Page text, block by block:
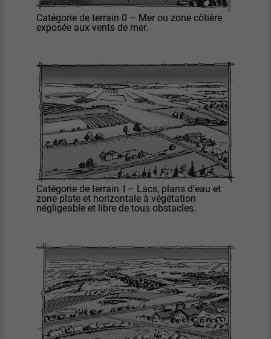
Catégorie de terrain 0 – Mer ou zone côtière
exposée aux vents de mer.
Catégorie de terrain I – Lacs, plans d’eau et
zone plate et horizontale à végétation
négligeable et libre de tous obstacles.